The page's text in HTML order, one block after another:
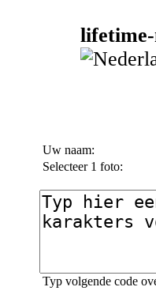
Uw naam:
Selecteer 1 foto:
Typ volgende code